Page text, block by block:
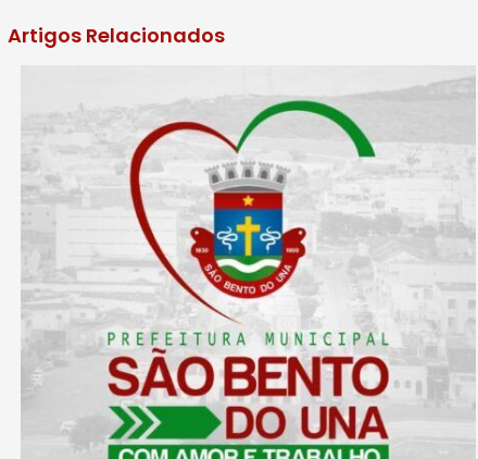
Artigos Relacionados